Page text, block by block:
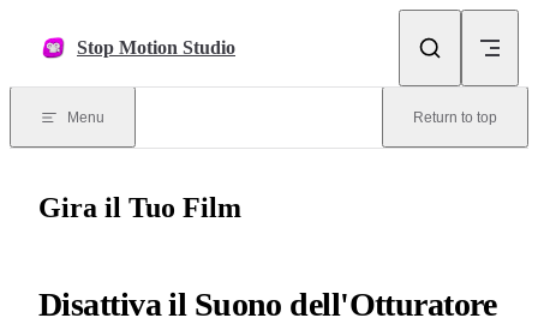
Stop Motion Studio
Menu Return to top
Gira il Tuo Film
Disattiva il Suono dell'Otturatore